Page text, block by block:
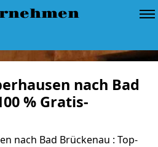
nach Bad
% Gratis-
nach Bad Brückenau : Top-